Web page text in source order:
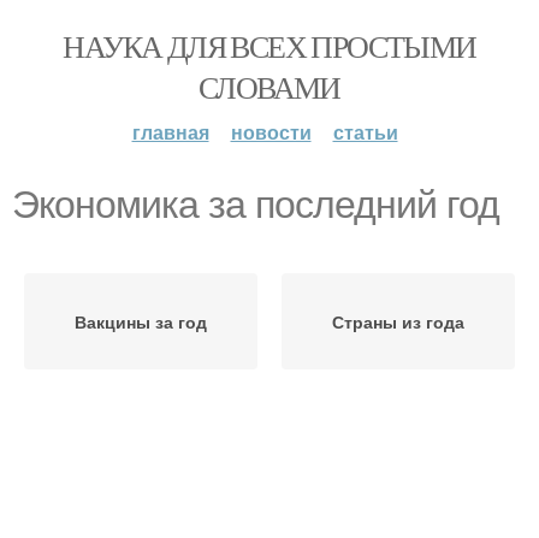
НАУКА ДЛЯ ВСЕХ ПРОСТЫМИ
СЛОВАМИ
главная новости статьи
Экономика за последний год
Вакцины за год Страны из года